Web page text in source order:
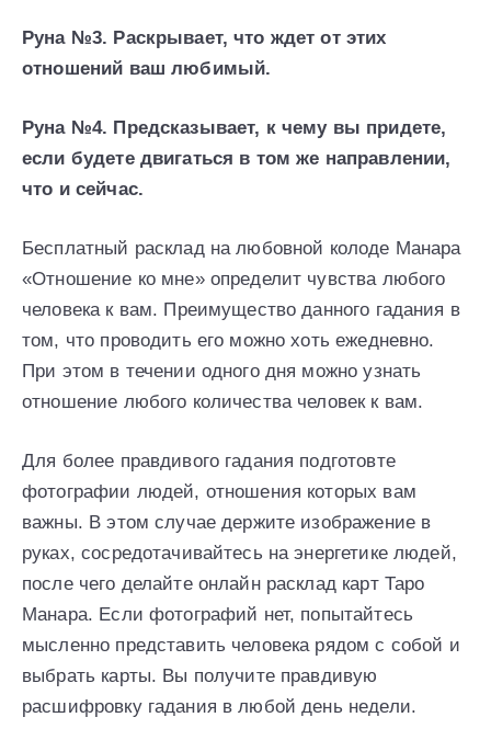
Руна №3. Раскрывает, что ждет от этих
отношений ваш любимый.
Руна №4. Предсказывает, к чему вы придете,
если будете двигаться в том же направлении,
что и сейчас.
Бесплатный расклад на любовной колоде Манара
«Отношение ко мне» определит чувства любого
человека к вам. Преимущество данного гадания в
том, что проводить его можно хоть ежедневно.
При этом в течении одного дня можно узнать
отношение любого количества человек к вам.
Для более правдивого гадания подготовте
фотографии людей, отношения которых вам
важны. В этом случае держите изображение в
руках, сосредотачивайтесь на энергетике людей,
после чего делайте онлайн расклад карт Таро
Манара. Если фотографий нет, попытайтесь
мысленно представить человека рядом с собой и
выбрать карты. Вы получите правдивую
расшифровку гадания в любой день недели.